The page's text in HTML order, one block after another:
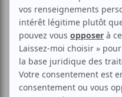
Voir les avis --
Aucune offre
disponible
Soyez les premiers avisés
pour L'été pas de télé: